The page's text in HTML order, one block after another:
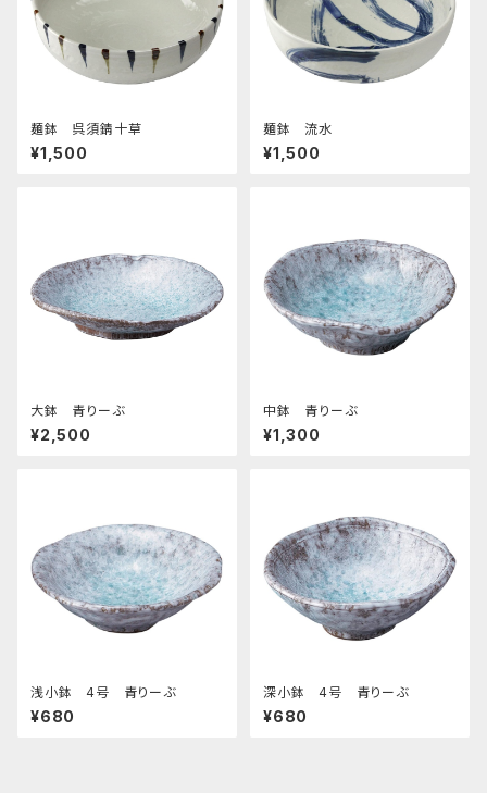
麺鉢 呉須錆十草
¥1,500
麺鉢 流水
¥1,500
大鉢 青りーぶ
¥2,500
中鉢 青りーぶ
¥1,300
浅小鉢 4号 青りーぶ
¥680
深小鉢 4号 青りーぶ
¥680